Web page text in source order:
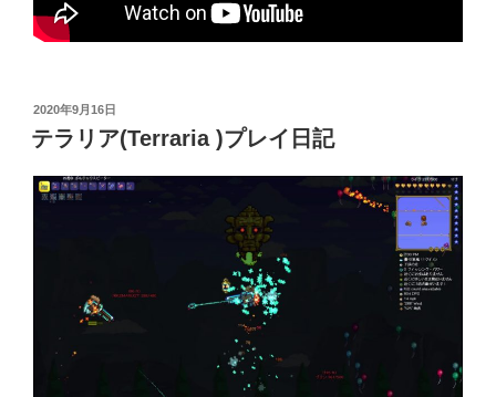
投
稿
日:
2020年9月16日
テラリア(Terraria )プレイ日記